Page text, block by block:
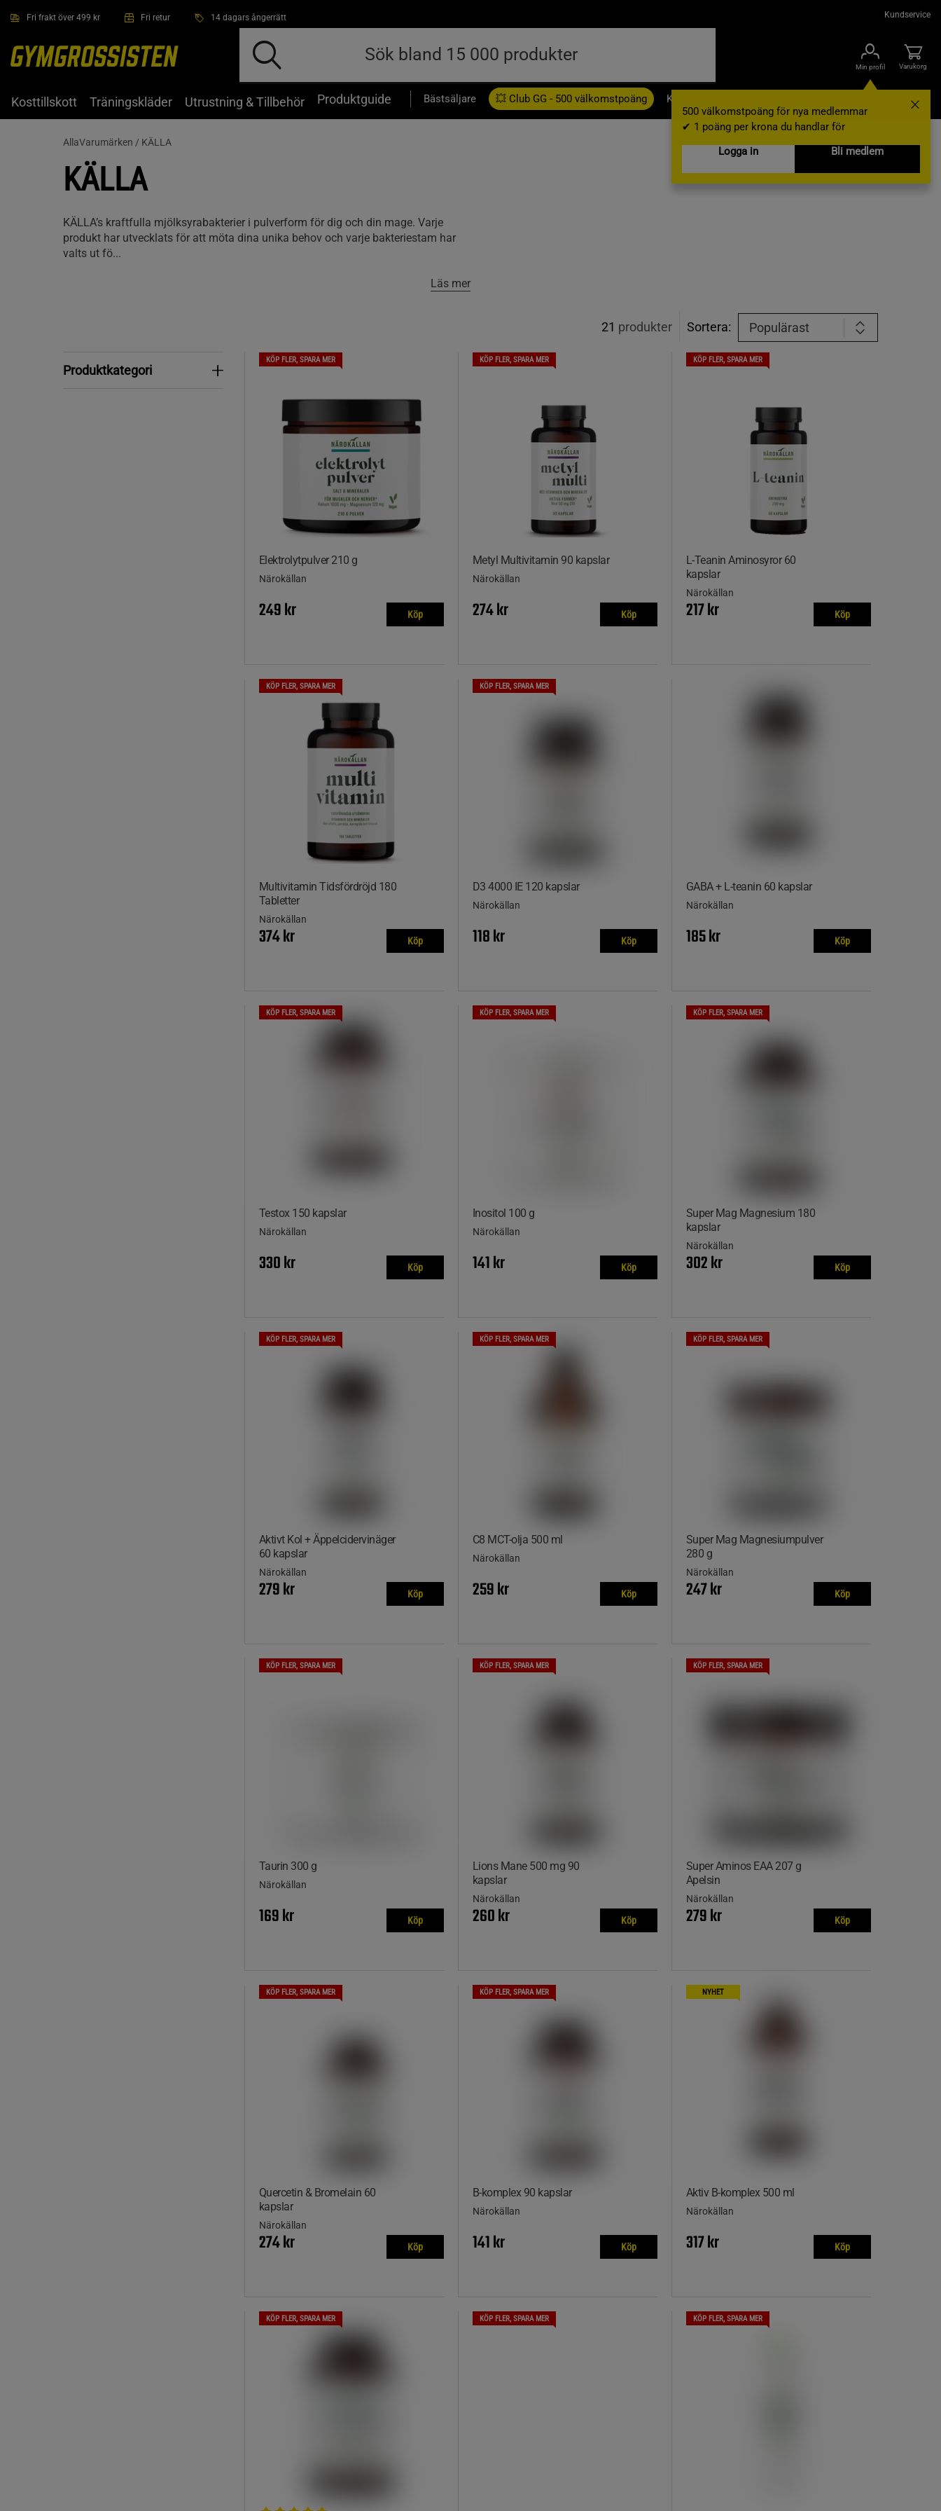
Fri frakt över 499 kr Fri retur 14 dagars ångerrätt Kundservice
Min profil
500 välkomstpoäng för nya medlemmar
✔ 1 poäng per krona du handlar för
Logga in
Bli medlem
Varukorg
Kosttillskott Träningskläder Utrustning & Tillbehör Produktguide Bästsäljare 💥 Club GG - 500 välkomstpoäng Kampanjer
AllaVarumärken / KÄLLA
KÄLLA
KÄLLA’s kraftfulla mjölksyrabakterier i pulverform för dig och din mage. Varje
produkt har utvecklats för att möta dina unika behov och varje bakteriestam har
valts ut fö...
Läs mer
21 produkter Sortera: Populärast
ProduktkategoriProduktkategori
KÖP FLER, SPARA MER
Elektrolytpulver 210 g
Närokällan
249 kr Köp
KÖP FLER, SPARA MER
Metyl Multivitamin 90 kapslar
Närokällan
274 kr Köp
KÖP FLER, SPARA MER
L-Teanin Aminosyror 60
kapslar
Närokällan
217 kr Köp
KÖP FLER, SPARA MER
Multivitamin Tidsfördröjd 180
Tabletter
Närokällan
374 kr Köp
KÖP FLER, SPARA MER
D3 4000 IE 120 kapslar
Närokällan
118 kr Köp
GABA + L-teanin 60 kapslar
Närokällan
185 kr Köp
KÖP FLER, SPARA MER
Testox 150 kapslar
Närokällan
330 kr Köp
KÖP FLER, SPARA MER
Inositol 100 g
Närokällan
141 kr Köp
KÖP FLER, SPARA MER
Super Mag Magnesium 180
kapslar
Närokällan
302 kr Köp
KÖP FLER, SPARA MER
Aktivt Kol + Äppelcidervinäger
60 kapslar
Närokällan
279 kr Köp
KÖP FLER, SPARA MER
C8 MCT-olja 500 ml
Närokällan
259 kr Köp
KÖP FLER, SPARA MER
Super Mag Magnesiumpulver
280 g
Närokällan
247 kr Köp
KÖP FLER, SPARA MER
Taurin 300 g
Närokällan
169 kr Köp
KÖP FLER, SPARA MER
Lions Mane 500 mg 90
kapslar
Närokällan
260 kr Köp
KÖP FLER, SPARA MER
Super Aminos EAA 207 g
Apelsin
Närokällan
279 kr Köp
KÖP FLER, SPARA MER
Quercetin & Bromelain 60
kapslar
Närokällan
274 kr Köp
KÖP FLER, SPARA MER
B-komplex 90 kapslar
Närokällan
141 kr Köp
NYHET
Aktiv B-komplex 500 ml
Närokällan
317 kr Köp
KÖP FLER, SPARA MER KÖP FLER, SPARA MER KÖP FLER, SPARA MER